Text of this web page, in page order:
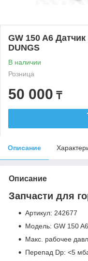
GW 150 A6
DUNGS
В наличии
Розница
50 000 ₸
Описание
Описание
Запчасти для
Артикул: 242677
Модель: GW 150 A6
Макс. рабочее
Перепад Dp: <5